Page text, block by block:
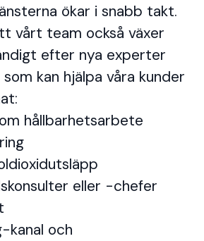
ökar i snabb takt.
vårt team också växer
efter nya experter
kan hjälpa våra kunder
hållbarhetsarbete
eller -chefer
kanal och